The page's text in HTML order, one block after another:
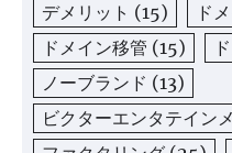
デメリット (15) ド
ドメイン移管 (15)
ノーブランド (13)
ビクターエンタテイン